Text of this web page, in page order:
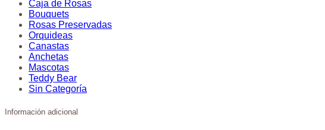
Caja de Rosas
Bouquets
Rosas Preservadas
Orquideas
Canastas
Anchetas
Mascotas
Teddy Bear
Sin Categoría
Información adicional